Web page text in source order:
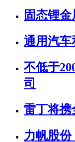
固态锂
通用汽车
不低于
司
雷丁将携
力帆股